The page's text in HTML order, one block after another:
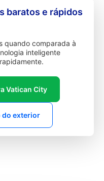
baratos e rápidos
quando comparada à
inteligente
Vatican City
do exterior